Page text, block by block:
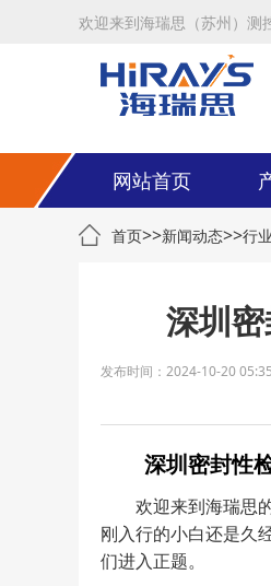
欢迎来到海瑞思（苏州）测
网站首页
首页>>新闻动态>>行
深圳
发布时间：2024-10-20
深圳密封性
欢迎来到海瑞思
刚入行的小白还是久
们进入正题。